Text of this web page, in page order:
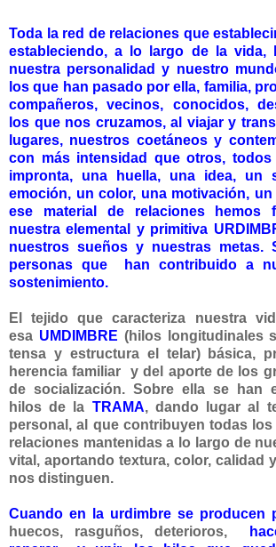
Toda la red de relaciones que
estableciendo, a lo largo de la vida,
nuestra personalidad y nuestro
los que han pasado por ella, familia,
compañeros, vecinos, conocidos,
los que nos cruzamos, al viajar y
lugares, nuestros coetáneos y
con más intensidad que otros,
impronta, una huella, una idea, un
emoción, un color, una motivación,
ese material de relaciones hemos
nuestra elemental y primitiva
nuestros sueños y nuestras metas.
personas que han contribuido a
sostenimiento.
El tejido que caracteriza nuestra
esa UMDIMBRE (hilos longitudinales
tensa y estructura el telar) básica,
herencia familiar y del aporte de los
de socialización. Sobre ella se han
hilos de la TRAMA, dando
lugar al
personal, al que contribuyen todas
relaciones mantenidas a lo largo de
vital, aportando textura, color, calidad
nos distinguen.
Cuando en la urdimbre se producen
huecos, rasguños, deterioros,